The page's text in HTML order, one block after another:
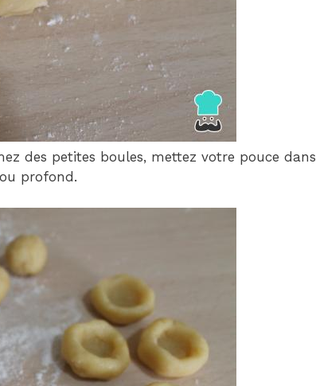
des petites boules, mettez votre pouce dans
profond.